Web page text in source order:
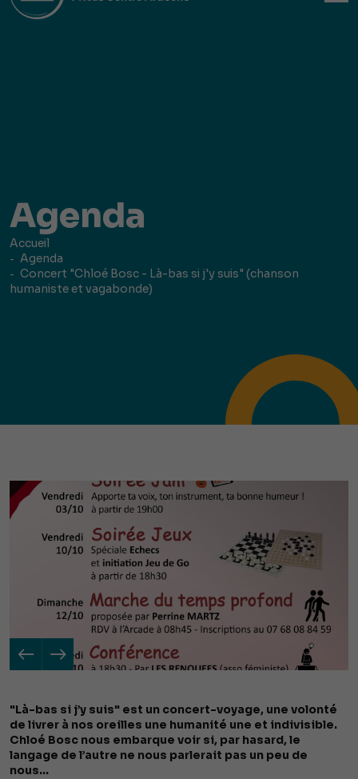
Agenda
Accueil
Agenda
Concert "Chloé Bosc - Là-bas si j'y suis" (chanson
humaniste et vagabonde)
"Là-bas si j’y suis" est un concert-voyage, une volonté
de livrer à nos oreilles une humanité une et indivisible.
Chloé Bosc nous embarque voir si, par hasard, le
langage de l’autre ne nous parlerait pas un peu de
nous...